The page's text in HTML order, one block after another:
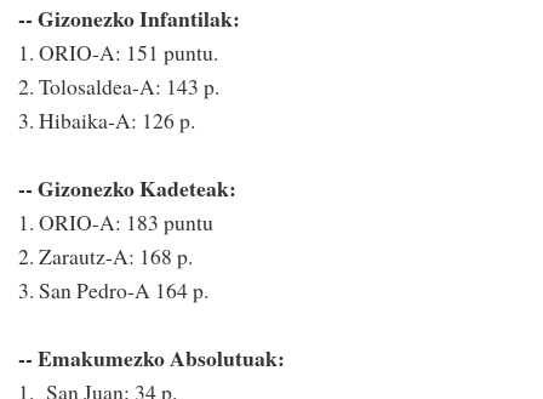
-- Gizonezko Infantilak:
1. ORIO-A: 151 puntu.
2. Tolosaldea-A: 143 p.
3. Hibaika-A: 126 p.
-- Gizonezko Kadeteak:
1. ORIO-A: 183 puntu
2. Zarautz-A: 168 p.
3. San Pedro-A 164 p.
-- Emakumezko Absolutuak:
1. San Juan: 34 p.